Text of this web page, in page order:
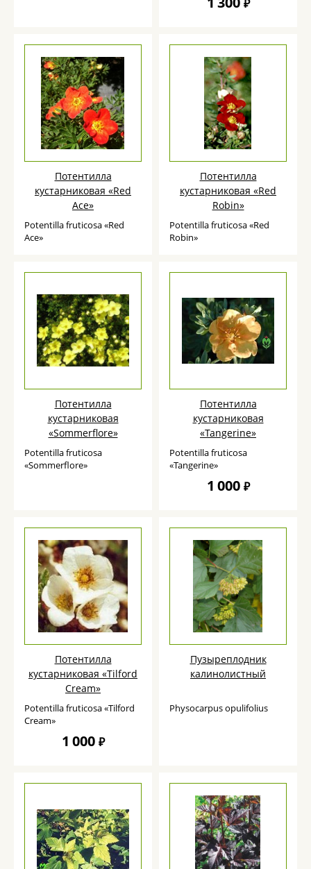
₽
Потентилла
кустарниковая «Red
Ace»
Potentilla fruticosa «Red
Ace»
Потентилла
кустарниковая «Red
Robin»
Potentilla fruticosa «Red
Robin»
Потентилла
кустарниковая
«Sommerflore»
Potentilla fruticosa
«Sommerflore»
Потентилла
кустарниковая
«Tangerine»
Potentilla fruticosa
«Tangerine»
1 000 ₽
Потентилла
кустарниковая «Tilford
Cream»
Potentilla fruticosa «Tilford
Cream»
1 000 ₽
Пузыреплодник
калинолистный
Physocarpus opulifolius